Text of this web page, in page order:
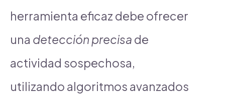
herramienta eficaz debe ofrecer
una detección precisa de
actividad sospechosa,
utilizando algoritmos avanzados